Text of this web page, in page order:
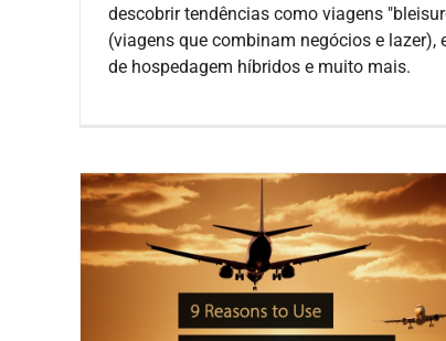
descobrir tendências como viagens
(viagens que combinam negócios e lazer),
de hospedagem híbridos e muito mais.